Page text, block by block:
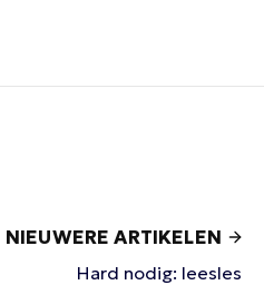
NIEUWERE ARTIKELEN
Hard nodig: leesles